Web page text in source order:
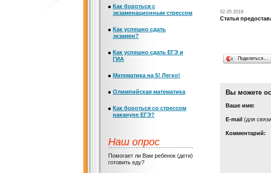
02.05.2019
Статья
Поделиться…
Вы можете
Ваше имя:
Е-mail (для
Комментарий:
Как бороться с
экзаменационным стрессом
Как успешно сдать
экзамен?
Как успешно сдать ЕГЭ и
ГИА
Математика на 5! Легко!
Олимпийская математика
Как бороться со стрессом
накануне ЕГЭ?
Наш опрос
Помогает ли Вам ребенок (дети)
готовить еду?